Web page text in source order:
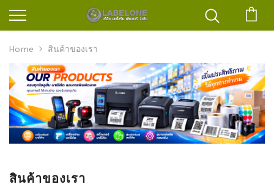
Home สินค้าของเรา
สินค้าของเรา